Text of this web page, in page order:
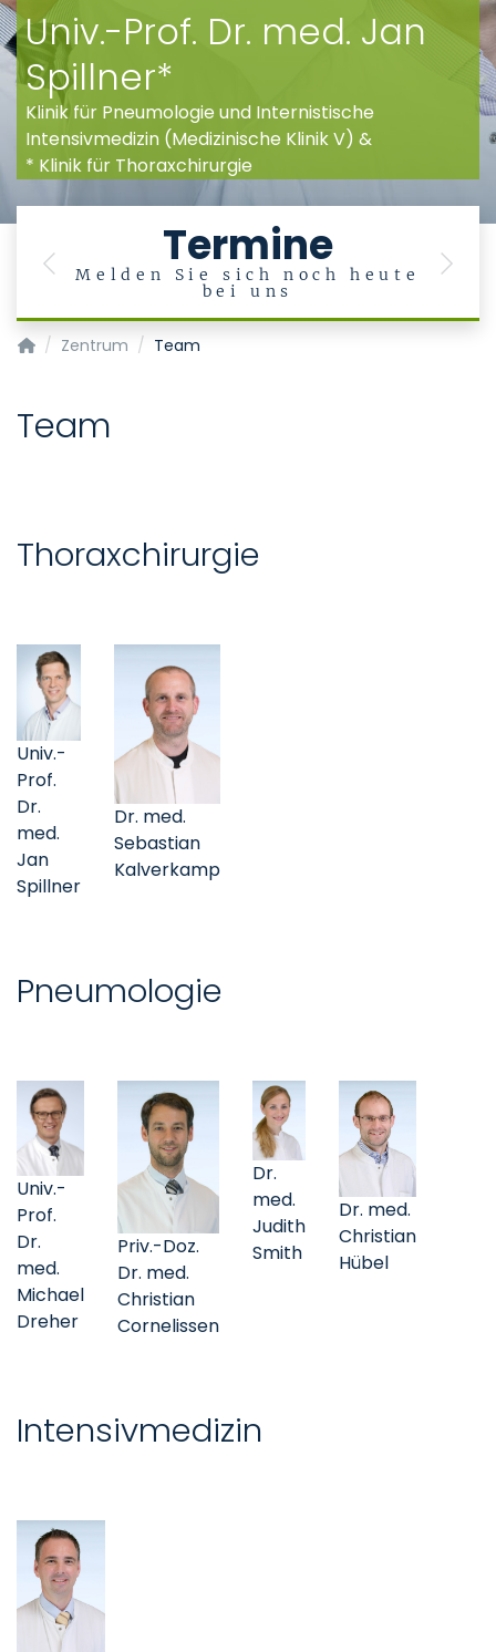
Univ.-Prof. Dr. med. Jan
Spillner*
Klinik für Pneumologie und Internistische
Intensivmedizin (Medizinische Klinik V) &
* Klinik für Thoraxchirurgie
Termine
Melden Sie sich noch heute
bei uns
Previous Next
Lungenzentrum
Zentrum Team
Team
Thoraxchirurgie
Univ.-
Prof.
Dr.
med.
Jan
Spillner
Dr. med.
Sebastian
Kalverkamp
Pneumologie
Univ.-
Prof.
Dr.
med.
Michael
Dreher
Priv.-Doz.
Dr. med.
Christian
Cornelissen
Dr.
med.
Judith
Smith
Dr. med.
Christian
Hübel
Intensivmedizin